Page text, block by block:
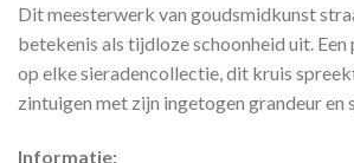
Dit meesterwerk van goudsmidkunst
betekenis als tijdloze schoonheid uit.
op elke sieradencollectie, dit kruis
zintuigen met zijn ingetogen grandeur en
Informatie: